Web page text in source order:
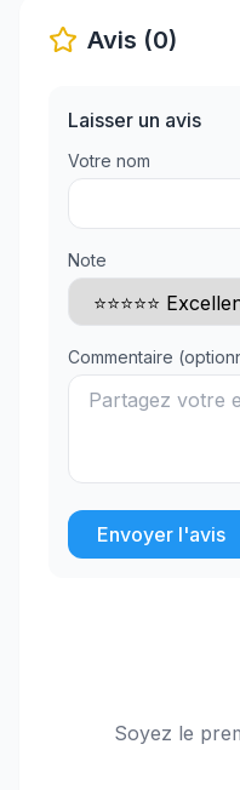
Avis (0)
Laisser un avis
Votre nom
Note
Commentaire
Envoyer l'avis
Soyez le